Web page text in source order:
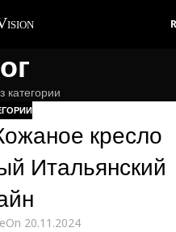
категории
кресло
Итальянский
On 20.11.2024